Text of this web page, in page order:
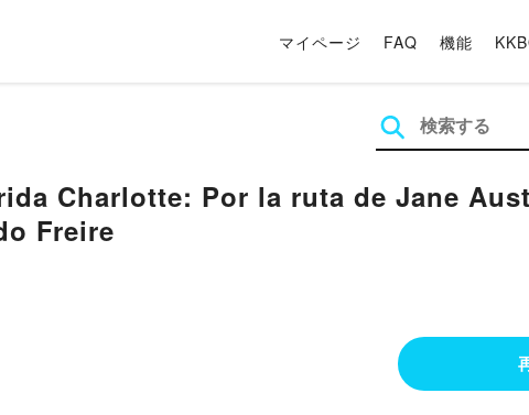
マイページ FAQ 機能
Charlotte: Por la ruta de Jane
Freire